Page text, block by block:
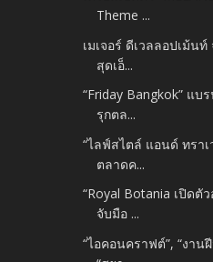
Theme ...
เมเจอร์ ดีเวลลอปเม้น
สุดเอ็...
“Friday Bangkok” แ
รุกตล...
“ไลฟ์สไตล์ แอนด์ ทราเ
ตลาดค...
“Royal Botania เปิดตั
จับมือ ...
“ไอคอนคราฟต์”, “งาน